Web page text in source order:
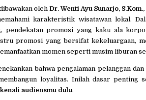
oleh Dr. Wenti Ayu Sunarjo,
karakteristik wisatawan lokal.
pendekatan promosi yang kaku ala
promosi yang bersifat kekeluargaan,
momen seperti musim liburan
bahwa pengalaman pelanggan
loyalitas. Inilah dasar penting
kenali audiensmu dulu.